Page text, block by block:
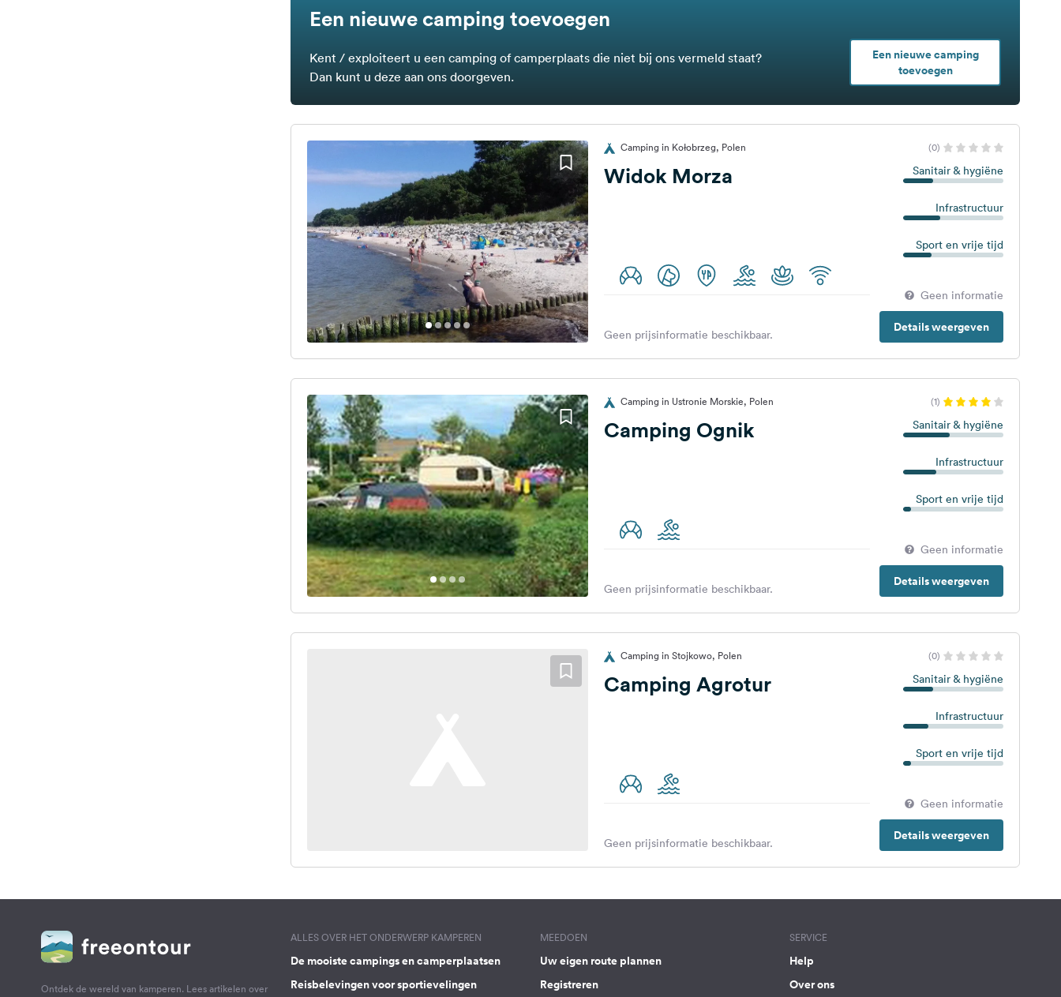
Een nieuwe camping toevoegen
Kent / exploiteert u een camping of camperplaats die niet bij ons vermeld staat?
Dan kunt u deze aan ons doorgeven.
Een nieuwe camping
toevoegen
Camping in Kołobrzeg, Polen (0)
Widok Morza Sanitair & hygiëne
Infrastructuur
Sport en vrije tijd
Geen informatie
Details weergeven
Geen prijsinformatie beschikbaar.
Camping in Ustronie Morskie, Polen (1)
Camping Ognik Sanitair & hygiëne
Infrastructuur
Sport en vrije tijd
Geen informatie
Details weergeven
Geen prijsinformatie beschikbaar.
Camping in Stojkowo, Polen (0)
Camping Agrotur Sanitair & hygiëne
Infrastructuur
Sport en vrije tijd
Geen informatie
Details weergeven
Geen prijsinformatie beschikbaar.
Ontdek de wereld van kamperen. Lees artikelen over
ALLES OVER HET ONDERWERP KAMPEREN
De mooiste campings en camperplaatsen
Reisbelevingen voor sportievelingen
MEEDOEN
Uw eigen route plannen
Registreren
SERVICE
Help
Over ons